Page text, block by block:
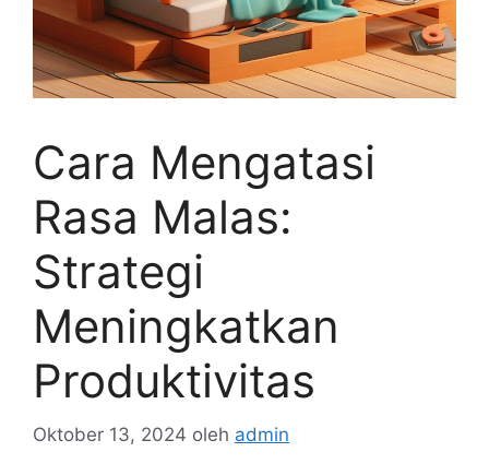
Cara Mengatasi
Rasa Malas:
Strategi
Meningkatkan
Produktivitas
Oktober 13, 2024 oleh admin